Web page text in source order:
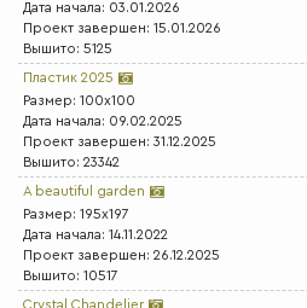
Дата начала: 03.01.2026
Проект завершен: 15.01.2026
Вышито: 5125
Пластик 2025
Размер: 100x100
Дата начала: 09.02.2025
Проект завершен: 31.12.2025
Вышито: 23342
A beautiful garden
Размер: 195x197
Дата начала: 14.11.2022
Проект завершен: 26.12.2025
Вышито: 10517
Crystal Chandelier